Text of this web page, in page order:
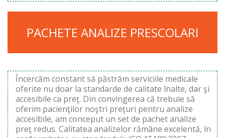
PACHETE ANALIZE PRESCOLARI
Încercăm constant să păstrăm serviciile medicale
oferite nu doar la standarde de calitate înalte, dar şi
accesibile ca preţ. Din convingerea că trebuie să
oferim pacienţilor noştri preţuri pentru analize
accesibile, am conceput un set de pachet analize
preţ redus. Calitatea analizelor rămâne excelentă, în